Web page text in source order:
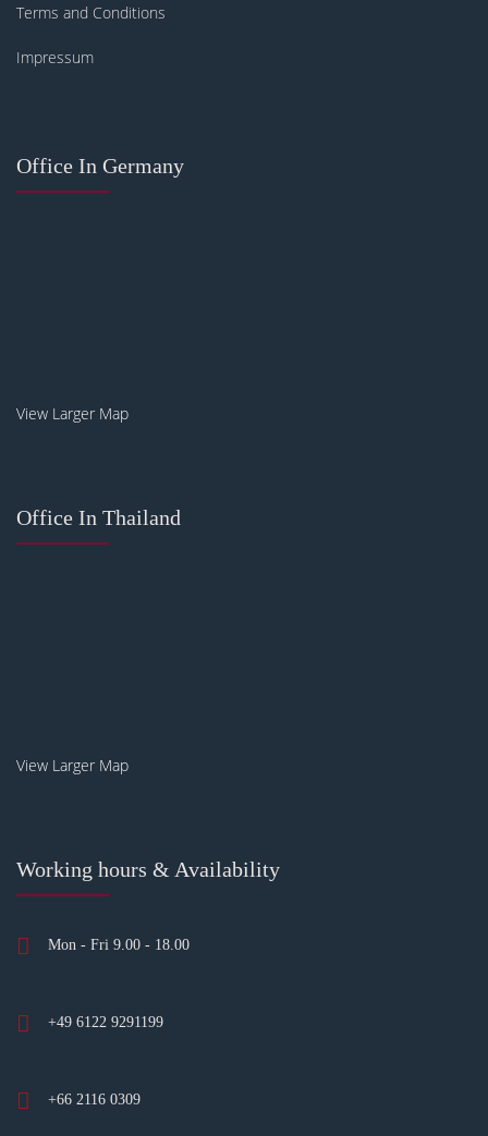
Terms and Conditions
Impressum
Office In Germany
View Larger Map
Office In Thailand
View Larger Map
Working hours & Availability
Mon - Fri 9.00 - 18.00
+49 6122 9291199
+66 2116 0309